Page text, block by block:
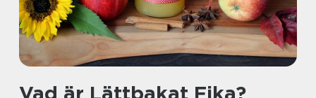
Vad är Lättbakat Fika?